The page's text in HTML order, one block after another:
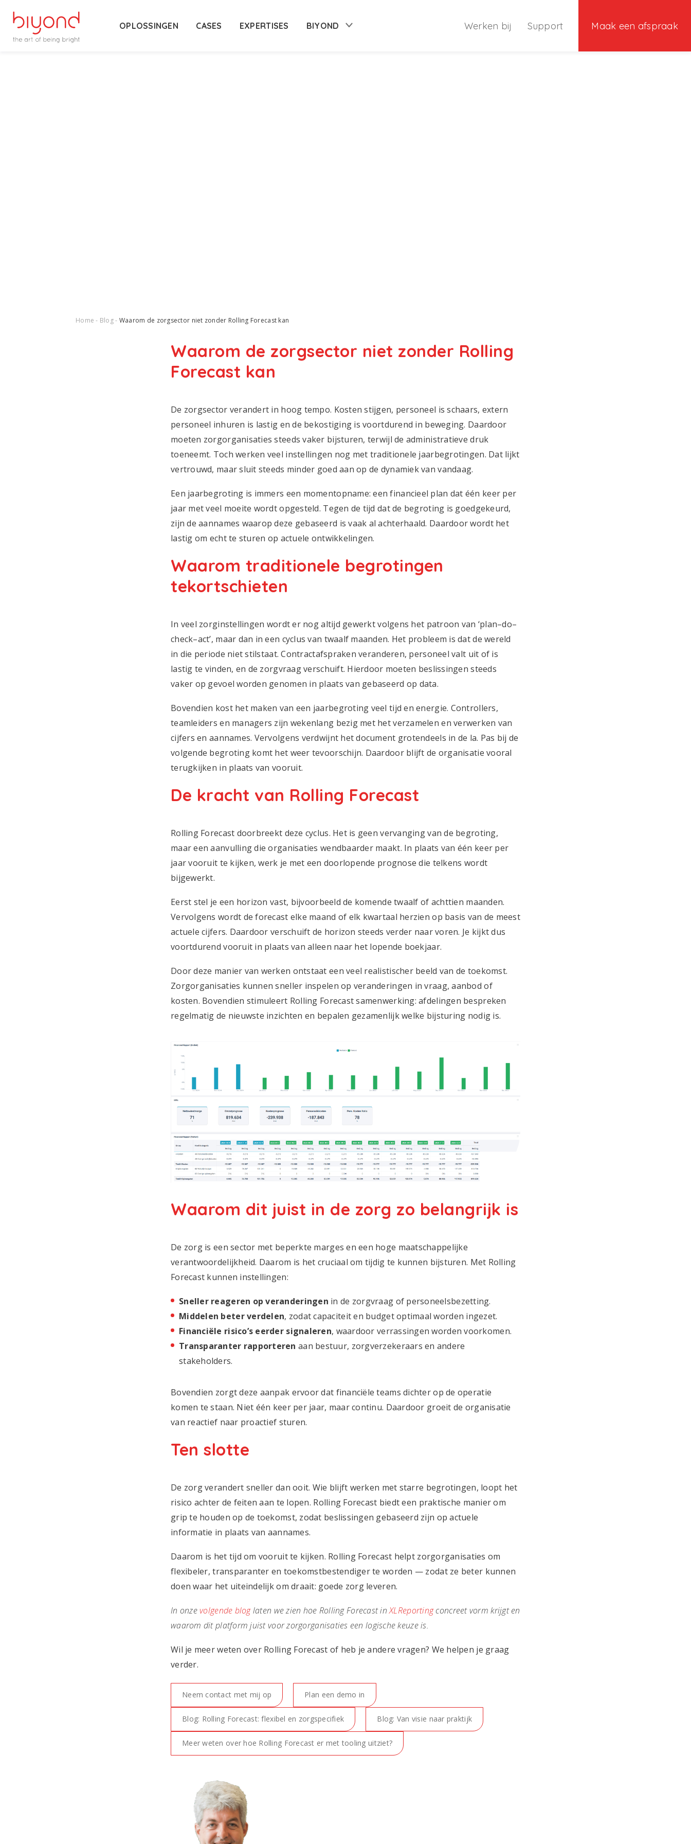
OPLOSSINGEN CASES EXPERTISES BIYOND Werken bij Support Maak een afspraak
Home Blog Waarom de zorgsector niet zonder Rolling Forecast kan
Waarom de zorgsector niet zonder Rolling
Forecast kan
De zorgsector verandert in hoog tempo. Kosten stijgen, personeel is schaars, extern
personeel inhuren is lastig en de bekostiging is voortdurend in beweging. Daardoor
moeten zorgorganisaties steeds vaker bijsturen, terwijl de administratieve druk
toeneemt. Toch werken veel instellingen nog met traditionele jaarbegrotingen. Dat lijkt
vertrouwd, maar sluit steeds minder goed aan op de dynamiek van vandaag.
Een jaarbegroting is immers een momentopname: een financieel plan dat één keer per
jaar met veel moeite wordt opgesteld. Tegen de tijd dat de begroting is goedgekeurd,
zijn de aannames waarop deze gebaseerd is vaak al achterhaald. Daardoor wordt het
lastig om echt te sturen op actuele ontwikkelingen.
Waarom traditionele begrotingen
tekortschieten
In veel zorginstellingen wordt er nog altijd gewerkt volgens het patroon van ‘plan–do–
check–act’, maar dan in een cyclus van twaalf maanden. Het probleem is dat de wereld
in die periode niet stilstaat. Contractafspraken veranderen, personeel valt uit of is
lastig te vinden, en de zorgvraag verschuift. Hierdoor moeten beslissingen steeds
vaker op gevoel worden genomen in plaats van gebaseerd op data.
Bovendien kost het maken van een jaarbegroting veel tijd en energie. Controllers,
teamleiders en managers zijn wekenlang bezig met het verzamelen en verwerken van
cijfers en aannames. Vervolgens verdwijnt het document grotendeels in de la. Pas bij de
volgende begroting komt het weer tevoorschijn. Daardoor blijft de organisatie vooral
terugkijken in plaats van vooruit.
De kracht van Rolling Forecast
Rolling Forecast doorbreekt deze cyclus. Het is geen vervanging van de begroting,
maar een aanvulling die organisaties wendbaarder maakt. In plaats van één keer per
jaar vooruit te kijken, werk je met een doorlopende prognose die telkens wordt
bijgewerkt.
Eerst stel je een horizon vast, bijvoorbeeld de komende twaalf of achttien maanden.
Vervolgens wordt de forecast elke maand of elk kwartaal herzien op basis van de meest
actuele cijfers. Daardoor verschuift de horizon steeds verder naar voren. Je kijkt dus
voortdurend vooruit in plaats van alleen naar het lopende boekjaar.
Door deze manier van werken ontstaat een veel realistischer beeld van de toekomst.
Zorgorganisaties kunnen sneller inspelen op veranderingen in vraag, aanbod of
kosten. Bovendien stimuleert Rolling Forecast samenwerking: afdelingen bespreken
regelmatig de nieuwste inzichten en bepalen gezamenlijk welke bijsturing nodig is.
Waarom dit juist in de zorg zo belangrijk is
De zorg is een sector met beperkte marges en een hoge maatschappelijke
verantwoordelijkheid. Daarom is het cruciaal om tijdig te kunnen bijsturen. Met Rolling
Forecast kunnen instellingen:
Sneller reageren op veranderingen in de zorgvraag of personeelsbezetting.
Middelen beter verdelen, zodat capaciteit en budget optimaal worden ingezet.
Financiële risico’s eerder signaleren, waardoor verrassingen worden voorkomen.
Transparanter rapporteren aan bestuur, zorgverzekeraars en andere
stakeholders.
Bovendien zorgt deze aanpak ervoor dat financiële teams dichter op de operatie
komen te staan. Niet één keer per jaar, maar continu. Daardoor groeit de organisatie
van reactief naar proactief sturen.
Ten slotte
De zorg verandert sneller dan ooit. Wie blijft werken met starre begrotingen, loopt het
risico achter de feiten aan te lopen. Rolling Forecast biedt een praktische manier om
grip te houden op de toekomst, zodat beslissingen gebaseerd zijn op actuele
informatie in plaats van aannames.
Daarom is het tijd om vooruit te kijken. Rolling Forecast helpt zorgorganisaties om
flexibeler, transparanter en toekomstbestendiger te worden — zodat ze beter kunnen
doen waar het uiteindelijk om draait: goede zorg leveren.
In onzevolgende bloglaten we zien hoe Rolling Forecast inXLReportingconcreet vorm krijgt en
waarom dit platform juist voor zorgorganisaties een logische keuze is.
Wil je meer weten over Rolling Forecast of heb je andere vragen? We helpen je graag
verder.
Neem contact met mij op Plan een demo in
Blog: Rolling Forecast: flexibel en zorgspecifiek Blog: Van visie naar praktijk
Meer weten over hoe Rolling Forecast er met tooling uitziet?